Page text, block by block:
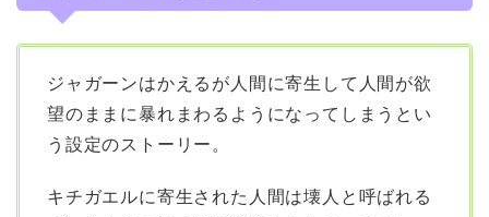
ジャガーンはかえるが人間に寄生して人間が欲
望のままに暴れまわるようになってしまうとい
う設定のストーリー。
キチガエルに寄生された人間は壊人と呼ばれる